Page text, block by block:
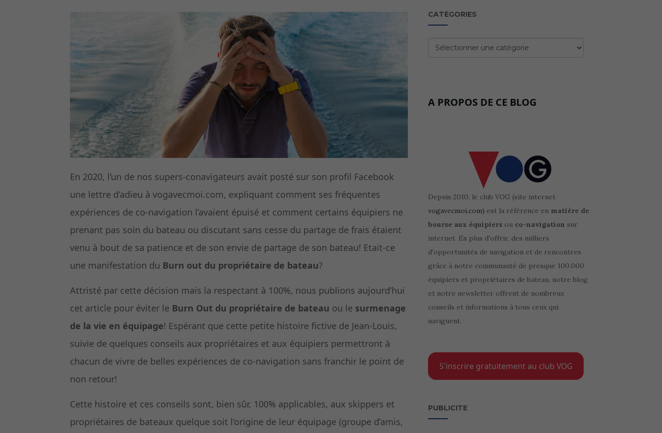
En 2020, l’un de nos supers-conavigateurs avait posté sur son profil Facebook
une lettre d’adieu à vogavecmoi.com, expliquant comment ses fréquentes
expériences de co-navigation l’avaient épuisé et comment certains équipiers ne
prenant pas soin du bateau ou discutant sans cesse du partage de frais étaient
venu à bout de sa patience et de son envie de partage de son bateau! Etait-ce
une manifestation du Burn out du propriétaire de bateau?
Attristé par cette décision mais la respectant à 100%, nous publions aujourd’hui
cet article pour éviter le Burn Out du propriétaire de bateau ou le surmenage
de la vie en équipage! Espérant que cette petite histoire fictive de Jean-Louis,
suivie de quelques conseils aux propriétaires et aux équipiers permettront à
chacun de vivre de belles expériences de co-navigation sans franchir le point de
non retour!
Cette histoire et ces conseils sont, bien sûr, 100% applicables, aux skippers et
propriétaires de bateaux quelque soit l’origine de leur équipage (groupe d’amis,
CATÉGORIES
Catégories
A PROPOS DE CE BLOG
Depuis 2010, le club VOG (site internet
vogavecmoi.com) est la référence en matière de
bourse aux équipiersou co-navigation sur
internet. En plus d'offrir, des milliers
d'opportunités de navigation et de rencontres
grâce à notre communauté de presque 100.000
équipiers et propriétaires de bateau, notre blog
et notre newsletter offrent de nombreux
conseils et informations à tous ceux qui
naviguent.
S'inscrire gratuitement au club VOG
PUBLICITE